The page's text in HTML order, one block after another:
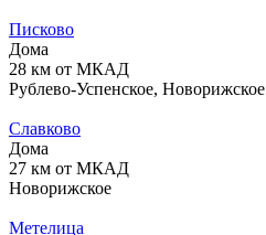
Писково
Дома
28 км от МКАД
Рублево-Успенское, Новорижское
Славково
Дома
27 км от МКАД
Новорижское
Метелица